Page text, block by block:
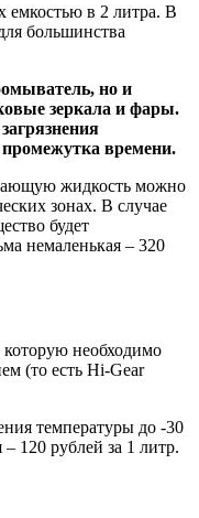
емкостью в 2 литра. В
большинства
но и
зеркала и фары.
времени.
жидкость можно
зонах. В случае
будет
немаленькая – 320
которую необходимо
(то есть Hi-Gear
температуры до -30
120 рублей за 1 литр.